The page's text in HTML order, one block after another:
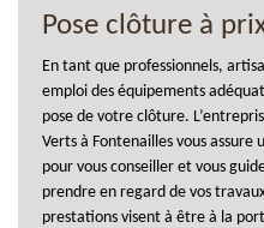
Pose clôture à
En tant que professionnels,
emploi des équipements
pose de votre clôture.
Verts à Fontenailles vous assure
pour vous conseiller et vous
prendre en regard de vos
prestations visent à être à la